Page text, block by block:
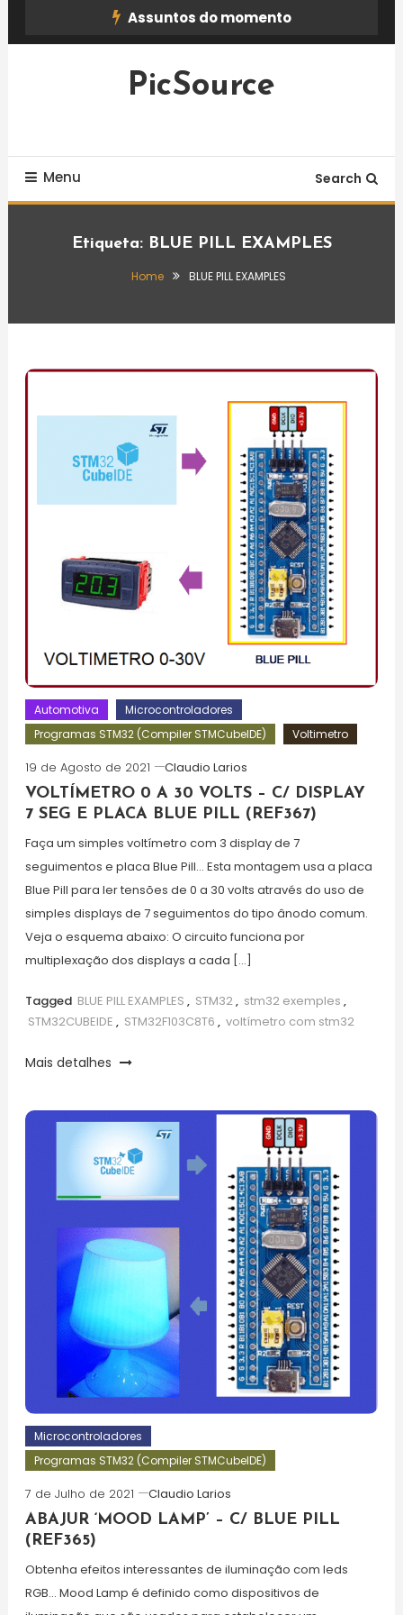
Assuntos do momento
PicSource
Menu Search
Etiqueta: BLUE PILL EXAMPLES
Home BLUE PILL EXAMPLES
Automotiva
Microcontroladores
Programas STM32 (Compiler STMCubeIDE)
Voltimetro
19 de Agosto de 2021
Claudio Larios
VOLTÍMETRO 0 A 30 VOLTS – C/ DISPLAY
7 SEG E PLACA BLUE PILL (REF367)
Faça um simples voltímetro com 3 display de 7
seguimentos e placa Blue Pill… Esta montagem usa a placa
Blue Pill para ler tensões de 0 a 30 volts através do uso de
simples displays de 7 seguimentos do tipo ânodo comum.
Veja o esquema abaixo: O circuito funciona por
multiplexação dos displays a cada […]
Tagged BLUE PILL EXAMPLES , STM32, stm32 exemples ,
STM32CUBEIDE , STM32F103C8T6 , voltímetro com stm32
Mais detalhes
Microcontroladores
Programas STM32 (Compiler STMCubeIDE)
7 de Julho de 2021
Claudio Larios
ABAJUR ‘MOOD LAMP’ – C/ BLUE PILL
(REF365)
Obtenha efeitos interessantes de iluminação com leds
RGB… Mood Lamp é definido como dispositivos de